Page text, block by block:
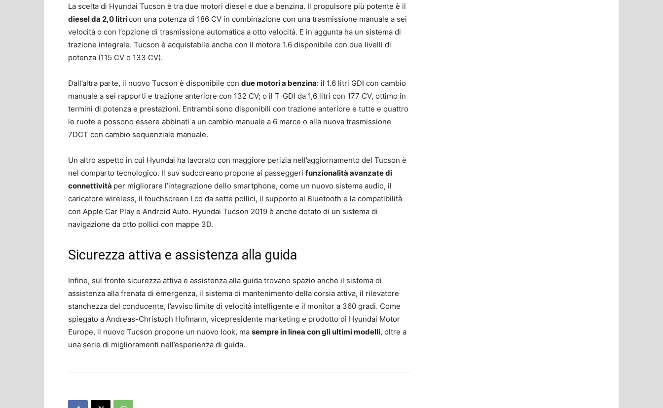
La scelta di Hyundai Tucson è tra due motori diesel e due a benzina. Il propulsore più potente è il
diesel da 2,0 litricon una potenza di 186 CV in combinazione con una trasmissione manuale a sei
velocità o con l’opzione di trasmissione automatica a otto velocità. E in aggunta ha un sistema di
trazione integrale. Tucson è acquistabile anche con il motore 1.6 disponibile con due livelli di
potenza (115 CV o 133 CV).
Dall’altra parte, il nuovo Tucson è disponibile con due motori a benzina: il 1.6 litri GDI con cambio
manuale a sei rapporti e trazione anteriore con 132 CV; o il T-GDI da 1,6 litri con 177 CV, ottimo in
termini di potenza e prestazioni. Entrambi sono disponibili con trazione anteriore e tutte e quattro
le ruote e possono essere abbinati a un cambio manuale a 6 marce o alla nuova trasmissione
7DCT con cambio sequenziale manuale.
Un altro aspetto in cui Hyundai ha lavorato con maggiore perizia nell’aggiornamento del Tucson è
nel comparto tecnologico. Il suv sudcoreano propone ai passeggeri funzionalità avanzate di
connettività per migliorare l’integrazione dello smartphone, come un nuovo sistema audio, il
caricatore wireless, il touchscreen Lcd da sette pollici, il supporto al Bluetooth e la compatibilità
con Apple Car Play e Android Auto. Hyundai Tucson 2019 è anche dotato di un sistema di
navigazione da otto pollici con mappe 3D.
Sicurezza attiva e assistenza alla guida
Infine, sul fronte sicurezza attiva e assistenza alla guida trovano spazio anche il sistema di
assistenza alla frenata di emergenza, il sistema di mantenimento della corsia attiva, il rilevatore
stanchezza del conducente, l’avviso limite di velocità intelligente e il monitor a 360 gradi. Come
spiegato a Andreas-Christoph Hofmann, vicepresidente marketing e prodotto di Hyundai Motor
Europe, il nuovo Tucson propone un nuovo look, ma sempre in linea con gli ultimi modelli, oltre a
una serie di miglioramenti nell’esperienza di guida.